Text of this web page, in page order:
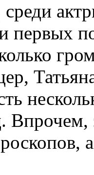
первых